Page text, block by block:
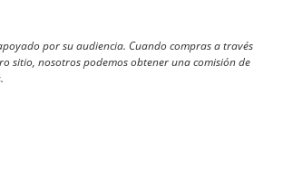
por su audiencia. Cuando compras a través
sitio, nosotros podemos obtener una comisión de
.